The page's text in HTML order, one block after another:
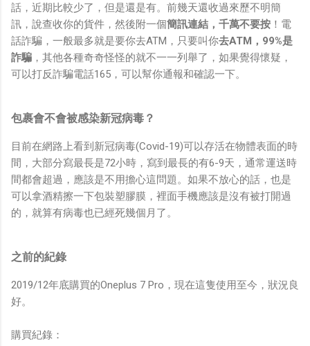
話，近期比較少了，但是還是有。前幾天還收過來歷不明簡
訊，說查收你的貨件，然後附一個簡訊連結，千萬不要按 ！電
話詐騙，一般最多就是要你去ATM，只要叫你去ATM，99%是
詐騙 ，其他各種奇奇怪怪的就不一一列舉了，如果覺得懷疑，
可以打反詐騙電話165，可以幫你通報和確認一下。
包裹會不會被感染新冠病毒？
目前在網路上看到新冠病毒(Covid-19)可以存活在物體表面的時
間，大部分寫最長是72小時，寫到最長的有6-9天，通常運送時
間都會超過，應該是不用擔心這問題。如果不放心的話，也是
可以拿酒精擦一下包裝塑膠膜，裡面手機應該是沒有被打開過
的，就算有病毒也已經死幾個月了。
之前的紀錄
2019/12年底購買的Oneplus 7 Pro，現在這隻使用至今，狀況良
好。
購買紀錄：